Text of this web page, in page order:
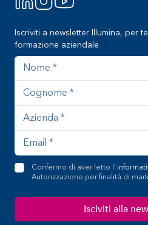
Iscriviti a newsletter Illumina, per
formazione aziendale
Nome
Cognome
Azienda
Indirizzo email
Confermo di aver letto l'
Autorizzazione per finalità di
Isciviti alla